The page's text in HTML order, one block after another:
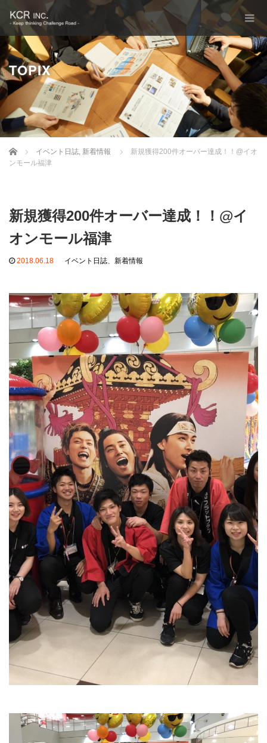
TOPIX
Home イベント日誌, 新着情報
新規獲得200件オーバー達成！！@イオ
ンモール福津
新規獲得200件オーバー達成！！@イ
オンモール福津
2018.06.18 イベント日誌、 新着情報